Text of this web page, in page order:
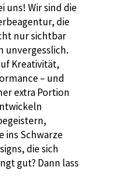
uns! Wir sind die
die
nur sichtbar
unvergesslich.
Kreativität,
– und
extra Portion
ins Schwarze
die sich
gut? Dann lass